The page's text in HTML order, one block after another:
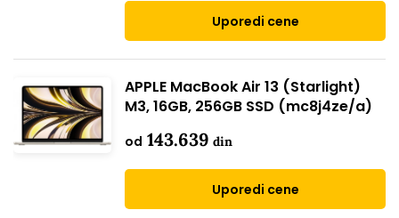
Uporedi cene
APPLE MacBook Air 13 (Starlight)
M3, 16GB, 256GB SSD (mc8j4ze/a)
od 143.639 din
Uporedi cene